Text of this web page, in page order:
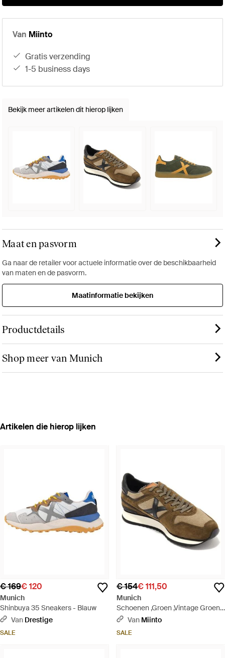
Van Miinto
gratis verzending
1-5 business days
Bekijk meer artikelen dit hierop lijken
Maat en pasvorm
Ga naar de retailer voor actuele informatie over de beschikbaarheid
van maten en de pasvorm.
Maatinformatie bekijken
Productdetails
Shop meer van Munich
Artikelen die hierop lijken
€ 169€ 120
Munich
Shinbuya 35 Sneakers - Blauw
Van Drestige
SALE
€ 154€ 111,50
Munich
Schoenen ,Groen ,Vintage Groene
Schoenen Model Vnou 4578 -
Van Miinto
SALE